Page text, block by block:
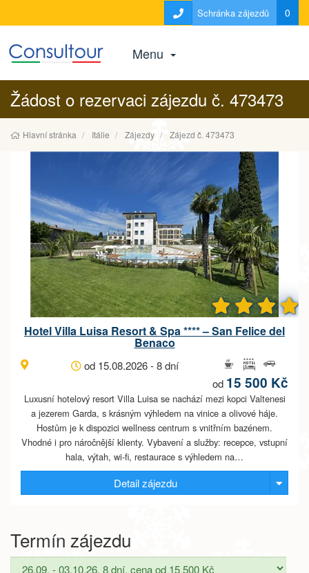
Schránka zájezdů 0
Menu
Žádost o rezervaci zájezdu č. 473473
Hlavní stránka Itálie Zájezdy Zájezd č. 473473
Hotel Villa Luisa Resort & Spa **** – San Felice del
Benaco
od 15.08.2026 - 8 dní
od 15 500 Kč
Luxusní hotelový resort Villa Luisa se nachází mezi kopci Valtenesi
a jezerem Garda, s krásným výhledem na vinice a olivové háje.
Hostům je k dispozici wellness centrum s vnitřním bazénem.
Vhodné i pro náročnější klienty. Vybavení a služby: recepce, vstupní
hala, výtah, wi-fi, restaurace s výhledem na…
Detail zájezdu
Termín zájezdu